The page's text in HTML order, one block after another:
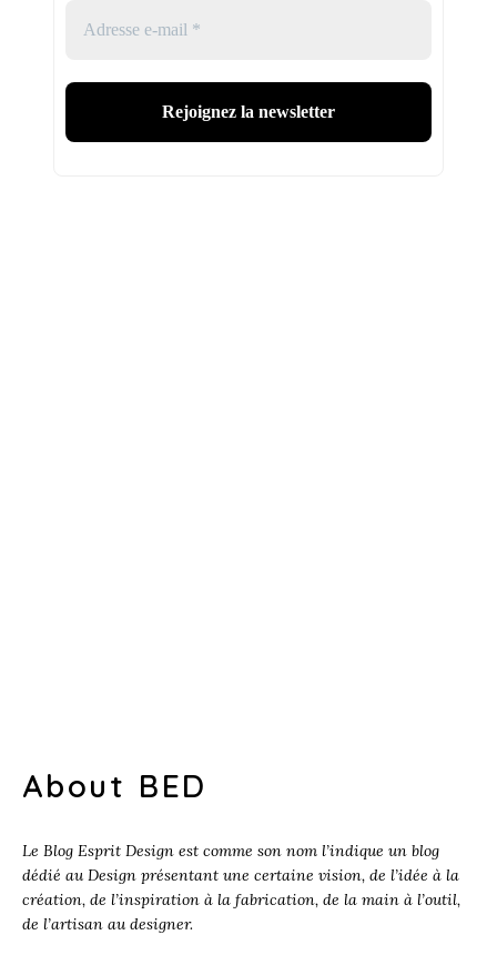
About BED
Le Blog Esprit Design est comme son nom l’indique un blog
dédié au Design présentant une certaine vision, de l’idée à la
création, de l’inspiration à la fabrication, de la main à l’outil,
de l’artisan au designer.